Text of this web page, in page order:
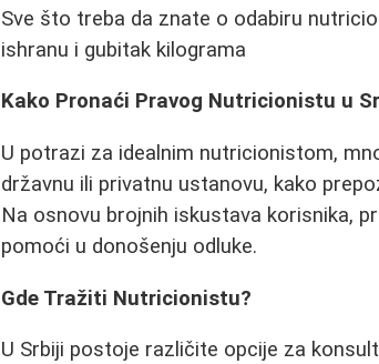
Sve što treba da znate o odabiru
ishranu i gubitak kilograma
Kako Pronaći Pravog Nutricionistu u
U potrazi za idealnim nutricionistom,
državnu ili privatnu ustanovu, kako
Na osnovu brojnih iskustava korisnika,
pomoći u donošenju odluke.
Gde Tražiti Nutricionistu?
U Srbiji postoje različite opcije za